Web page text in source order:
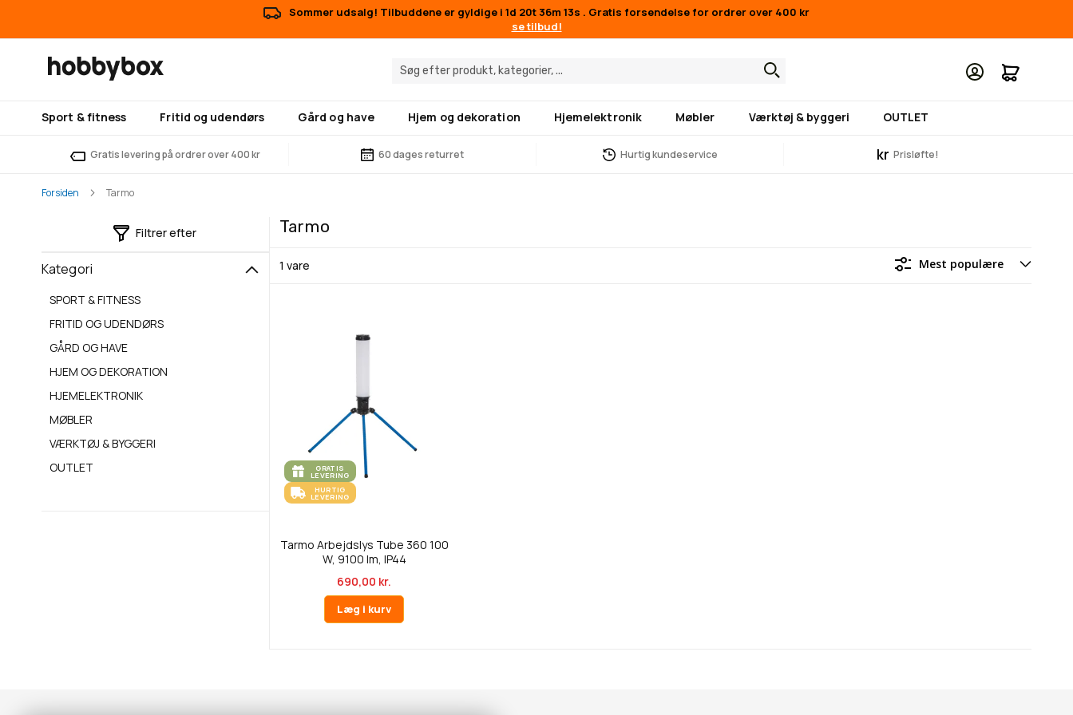
Sommer udsalg! Tilbuddene er gyldige i 1d 20t 36m 13s . Gratis forsendelse for ordrer over 400 kr
se tilbud!
Min
Sport & fitness Fritid og udendørs Gård og have Hjem og dekoration Hjemelektronik Møbler Værktøj & byggeri OUTLET
Gratis levering på ordrer over 400 kr 60 dages returret Hurtig kundeservice kr Prisløfte!
Forsiden Tarmo
Tarmo
1 vare
GRATIS
LEVERING
HURTIG
LEVERING
Tarmo Arbejdslys Tube 360 100
W, 9100 lm, IP44
690,00 kr.
Læg i kurv
Filtrer efter
Kategori
SPORT & FITNESS
FRITID OG UDENDØRS
GÅRD OG HAVE
HJEM OG DEKORATION
HJEMELEKTRONIK
MØBLER
VÆRKTØJ & BYGGERI
OUTLET